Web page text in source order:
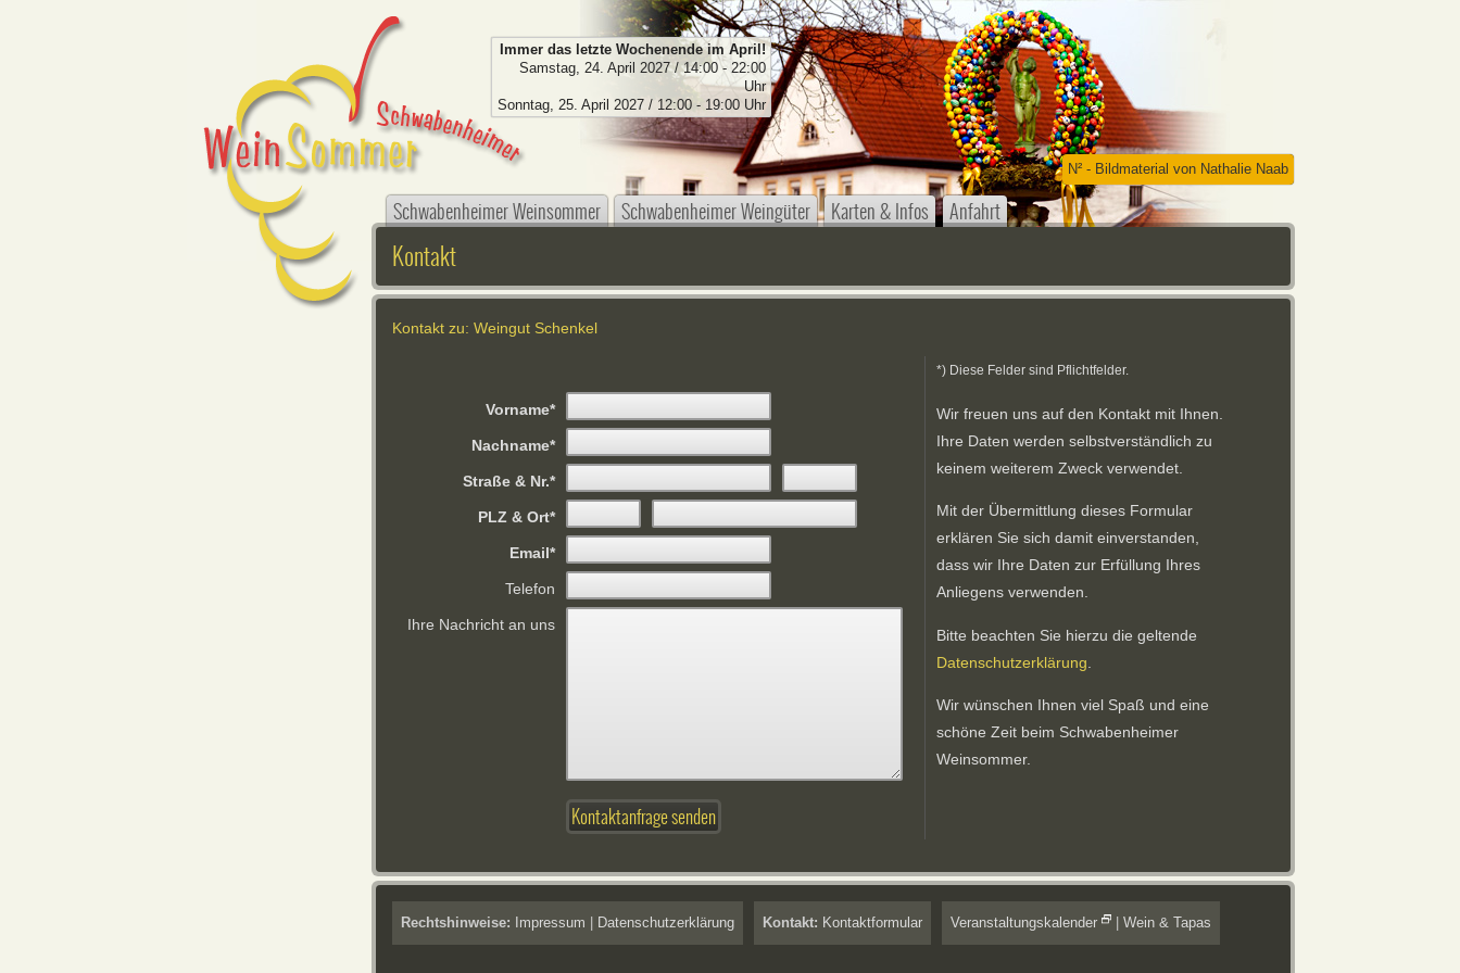
Immer das letzte Wochenende im April!
Samstag, 24. April 2027 / 14:00 - 22:00
Uhr
Sonntag, 25. April 2027 / 12:00 - 19:00 Uhr
N² - Bildmaterial von Nathalie Naab
Schwabenheimer Weinsommer Schwabenheimer Weingüter Karten & Infos Anfahrt
Kontakt
Kontakt zu: Weingut Schenkel
Vorname
Nachname
Straße & Nr.
PLZ & Ort
Email
Telefon
Ihre Nachricht an uns
*) Diese Felder sind Pflichtfelder.
Wir freuen uns auf den Kontakt mit Ihnen.
Ihre Daten werden selbstverständlich zu
keinem weiterem Zweck verwendet.
Mit der Übermittlung dieses Formular
erklären Sie sich damit einverstanden,
dass wir Ihre Daten zur Erfüllung Ihres
Anliegens verwenden.
Bitte beachten Sie hierzu die geltende
Datenschutzerklärung
Wir wünschen Ihnen viel Spaß und eine
schöne Zeit beim Schwabenheimer
Weinsommer.
Rechtshinweise: Impressum Datenschutzerklärung Kontakt: Kontaktformular Veranstaltungskalender Wein & Tapas